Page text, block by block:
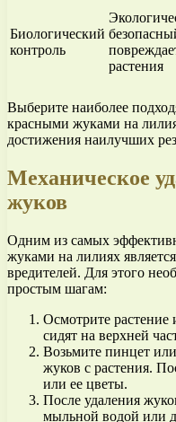
Биологический
контроль
растения
Выберите наиболее
красными жуками на
достижения наилучших
Механическое
жуков
Одним из самых
жуками на лилиях
вредителей. Для этого
простым шагам:
Осмотрите
сидят на верхней
Возьмите пинцет
жуков с растения.
или ее цветы.
После удаления
мыльной водой или